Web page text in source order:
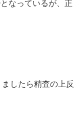
なっているが、正
したら精査の上反